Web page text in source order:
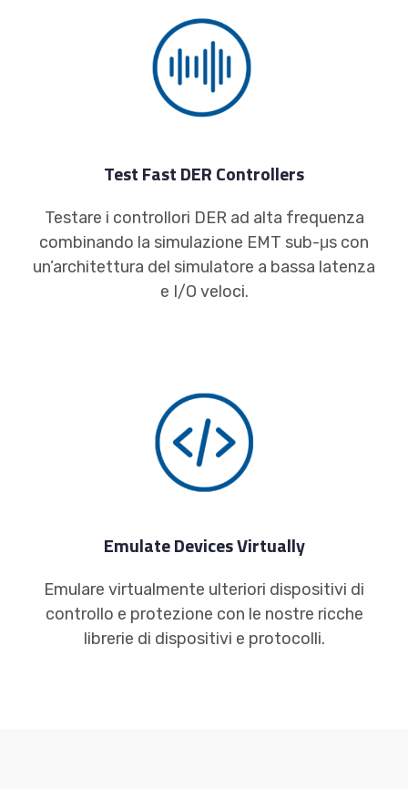
Test Fast DER Controllers
Testare i controllori DER ad alta frequenza
combinando la simulazione EMT sub-μs con
un’architettura del simulatore a bassa latenza
e I/O veloci.
Emulate Devices Virtually
Emulare virtualmente ulteriori dispositivi di
controllo e protezione con le nostre ricche
librerie di dispositivi e protocolli.